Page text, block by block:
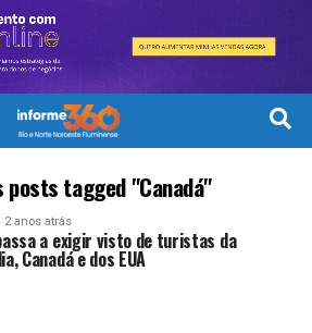
posts tagged "Canadá"
2 anos atrás
a exigir visto de turistas da
Canadá e dos EUA